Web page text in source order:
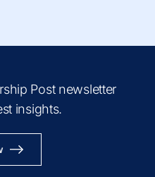
Post newsletter
insights.